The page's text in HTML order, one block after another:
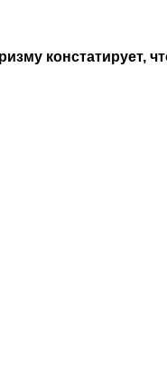
констатирует,